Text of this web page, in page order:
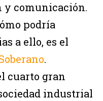
y comunicación.
podría
a ello, es el
.
cuarto gran
industrial